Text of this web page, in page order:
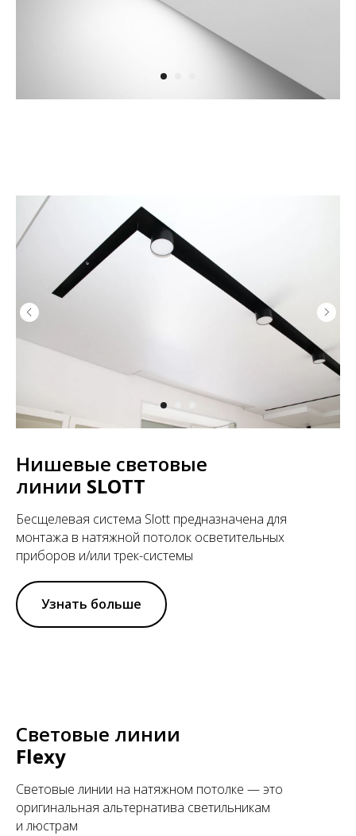
Нишевые световые
линии SLOTT
Бесщелевая система Slott предназначена для
монтажа в натяжной потолок осветительных
приборов и/или трек-системы
Узнать больше
Cветовые линии
Flexy
Световые линии на натяжном потолке — это
оригинальная альтернатива светильникам
и люстрам